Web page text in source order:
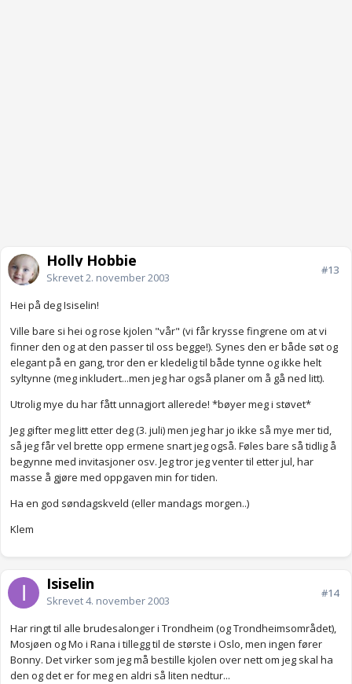
Holly Hobbie
Skrevet2. november 2003
#13
Hei på deg Isiselin!
Ville bare si hei og rose kjolen "vår" (vi får krysse fingrene om at vi
finner den og at den passer til oss begge!). Synes den er både søt og
elegant på en gang, tror den er kledelig til både tynne og ikke helt
syltynne (meg inkludert...men jeg har også planer om å gå ned litt).
Utrolig mye du har fått unnagjort allerede! *bøyer meg i støvet*
Jeg gifter meg litt etter deg (3. juli) men jeg har jo ikke så mye mer tid,
så jeg får vel brette opp ermene snart jeg også. Føles bare så tidlig å
begynne med invitasjoner osv. Jeg tror jeg venter til etter jul, har
masse å gjøre med oppgaven min for tiden.
Ha en god søndagskveld (eller mandags morgen..)
Klem
Isiselin
Skrevet4. november 2003
#14
Har ringt til alle brudesalonger i Trondheim (og Trondheimsområdet),
Mosjøen og Mo i Rana i tillegg til de største i Oslo, men ingen fører
Bonny. Det virker som jeg må bestille kjolen over nett om jeg skal ha
den og det er for meg en aldri så liten nedtur...